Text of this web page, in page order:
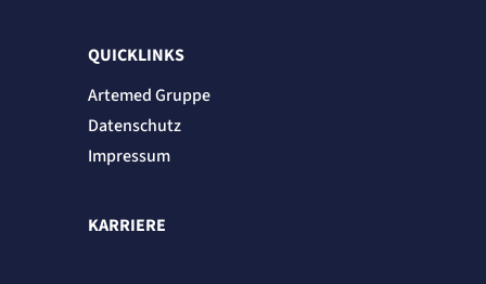
QUICKLINKS
Artemed Gruppe
Datenschutz
Impressum
KARRIERE
STATISTIK
Statistik Cookies erfassen Informationen
anonym. Diese Informationen helfen uns
zu verstehen, wie unsere Besucher unsere